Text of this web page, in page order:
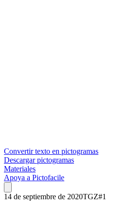
Convertir texto en pictogramas
Descargar pictogramas
Materiales
Apoya a Pictofacile
14 de septiembre de 2020TGZ#1